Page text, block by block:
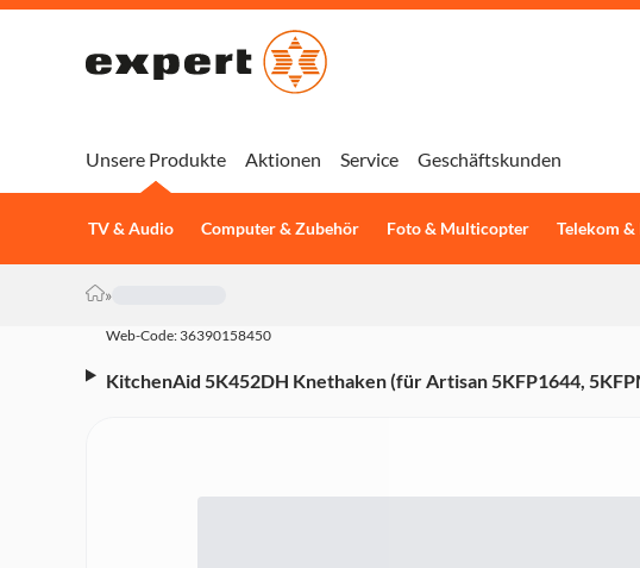
Unsere Produkte
TV & Audio Computer & Zubehör Foto & Multicopter Telekom
Aktionen Service Geschäftskunden
»
Web-Code: 36390158450
KitchenAid 5K452DH Knethaken (für Artisan 5KFP1644,